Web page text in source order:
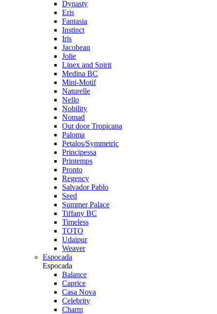
Dynasty
Eris
Fantasia
Instinct
Iris
Jacobean
Jolie
Linex and Spirit
Medina BC
Mini-Motif
Naturelle
Nello
Nobility
Nomad
Out door Tropicana
Paloma
Petalos/Symmetric
Principessa
Printemps
Pronto
Regency
Salvador Pablo
Seed
Summer Palace
Tiffany BC
Timeless
TOTO
Udaipur
Weaver
Espocada
Espocada
Balance
Caprice
Casa Nova
Celebrity
Charm